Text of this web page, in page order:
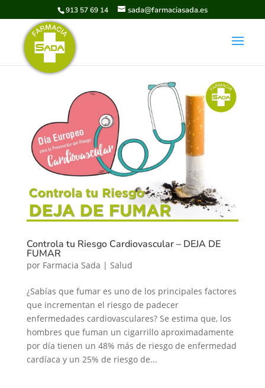
913 57 69 14 sada@farmaciasada.es
Controla tu Riesgo Cardiovascular – DEJA DE
FUMAR
por Farmacia Sada | Salud
¿Sabías que fumar es uno de los principales factores
que incrementan el riesgo de padecer
enfermedades cardiovasculares? Se estima que, los
hombres que fuman un cigarrillo aproximadamente
por día tienen un 48% más de riesgo de enfermedad
cardíaca y un 25% de riesgo de...